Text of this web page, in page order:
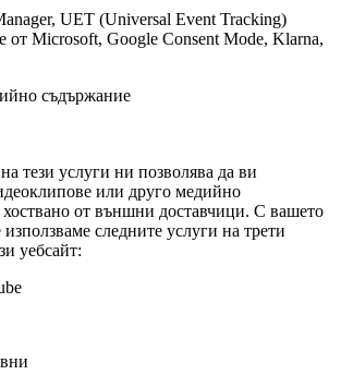
UET (Universal Event Tracking)
от Microsoft, Google Consent Mode, Klarna,
съдържание
тези услуги ни позволява да ви
или друго медийно
от външни доставчици. С вашето
използваме следните услуги на трети
уебсайт: